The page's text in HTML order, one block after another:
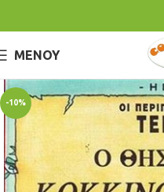
ΜΕΝΟΎ
-10%